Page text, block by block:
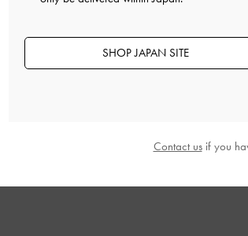
issさんのレビュー
SHOP JAPAN SITE
Contact usif you